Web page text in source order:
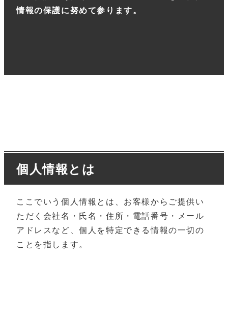
情報の保護に努めて参ります。
個人情報とは
ここでいう個人情報とは、お客様からご提供い
ただく会社名・氏名・住所・電話番号・メール
アドレスなど、個人を特定できる情報の一切の
ことを指します。